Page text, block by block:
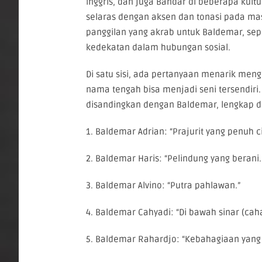
selaras dengan aksen dan tonasi pada
panggilan yang akrab untuk Baldemar,
kedekatan dalam hubungan sosial.
Di satu sisi, ada pertanyaan menarik
nama tengah bisa menjadi seni
disandingkan dengan Baldemar, lengkap
1. Baldemar Adrian: “Prajurit yang penuh
2. Baldemar Haris: “Pelindung yang
3. Baldemar Alvino: “Putra pahlawan.”
4. Baldemar Cahyadi: “Di bawah sinar
5. Baldemar Rahardjo: “Kebahagiaan